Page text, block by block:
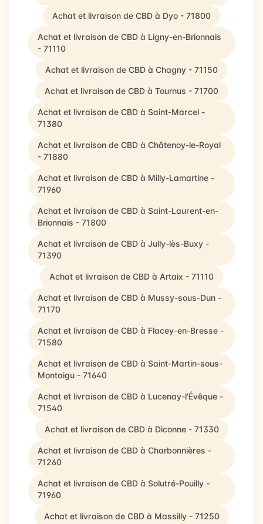
Achat et livraison de CBD à Dyo - 71800
Achat et livraison de CBD à Ligny-en-Brionnais
- 71110
Achat et livraison de CBD à Chagny - 71150
Achat et livraison de CBD à Tournus - 71700
Achat et livraison de CBD à Saint-Marcel -
71380
Achat et livraison de CBD à Châtenoy-le-Royal
- 71880
Achat et livraison de CBD à Milly-Lamartine -
71960
Achat et livraison de CBD à Saint-Laurent-en-
Brionnais - 71800
Achat et livraison de CBD à Jully-lès-Buxy -
71390
Achat et livraison de CBD à Artaix - 71110
Achat et livraison de CBD à Mussy-sous-Dun -
71170
Achat et livraison de CBD à Flacey-en-Bresse -
71580
Achat et livraison de CBD à Saint-Martin-sous-
Montaigu - 71640
Achat et livraison de CBD à Lucenay-l'Évêque -
71540
Achat et livraison de CBD à Diconne - 71330
Achat et livraison de CBD à Charbonnières -
71260
Achat et livraison de CBD à Solutré-Pouilly -
71960
Achat et livraison de CBD à Massilly - 71250